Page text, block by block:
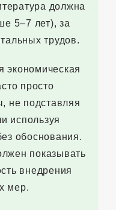
должна
5–7 лет), за
трудов.
экономическая
просто
не подставляя
используя
обоснования.
показывать
внедрения
мер.